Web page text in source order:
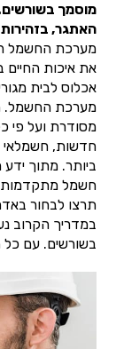
מוסמך
האתגר, בזהירות
מערכת החשמל
את איכות החיים
אכלוס לבית
מערכת החשמל.
מסודרת ועל פי
חדשות, חשמלאי
ביותר. מתוך
חשמל מתקדמות,
תרצו לבחור
במדריך הקרוב
בשורשים. עם כל